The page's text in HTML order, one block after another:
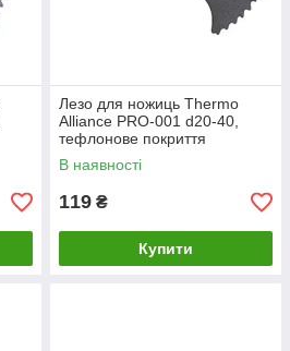
Лезо для ножиць Thermo
Alliance PRO-001 d20-40,
тефлонове покриття
В наявності
119 ₴
Купити